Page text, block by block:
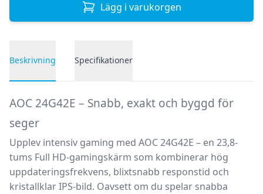
Lägg i varukorgen
Beskrivning Specifikationer
AOC 24G42E – Snabb, exakt och byggd för
seger
Upplev intensiv gaming med AOC 24G42E – en 23,8-
tums Full HD-gamingskärm som kombinerar hög
uppdateringsfrekvens, blixtsnabb responstid och
kristallklar IPS-bild. Oavsett om du spelar snabba